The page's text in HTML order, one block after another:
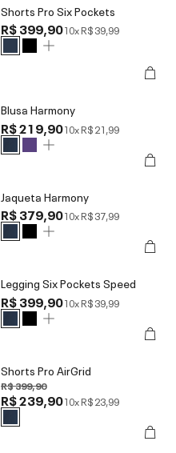
Shorts Pro Six Pockets
R$ 399,9010xR$ 39,99
Blusa Harmony
R$ 219,9010xR$ 21,99
Jaqueta Harmony
R$ 379,9010xR$ 37,99
Legging Six Pockets Speed
R$ 399,9010xR$ 39,99
Shorts Pro AirGrid
R$ 399,90
R$ 239,9010xR$ 23,99